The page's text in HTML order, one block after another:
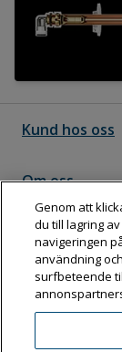
Kund hos oss
Om oss
Följ Dahl
Genom att
du till lagring
navigeringen
användning
surfbeteende